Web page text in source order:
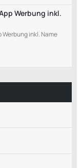
Werbung inkl.
Werbung inkl. Name